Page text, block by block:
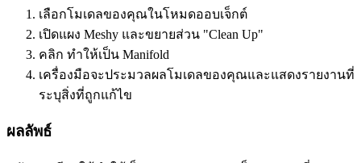
เลือกโมเดลของคุณในโหมดออบเจ็กต์
เปิดแผง Meshy และขยายส่วน "Clean Up"
คลิก ทำให้เป็น Manifold
เครื่องมือจะประมวลผลโมเดลของคุณและแสดงรายงานที่
ระบุสิ่งที่ถูกแก้ไข
ผลลัพธ์